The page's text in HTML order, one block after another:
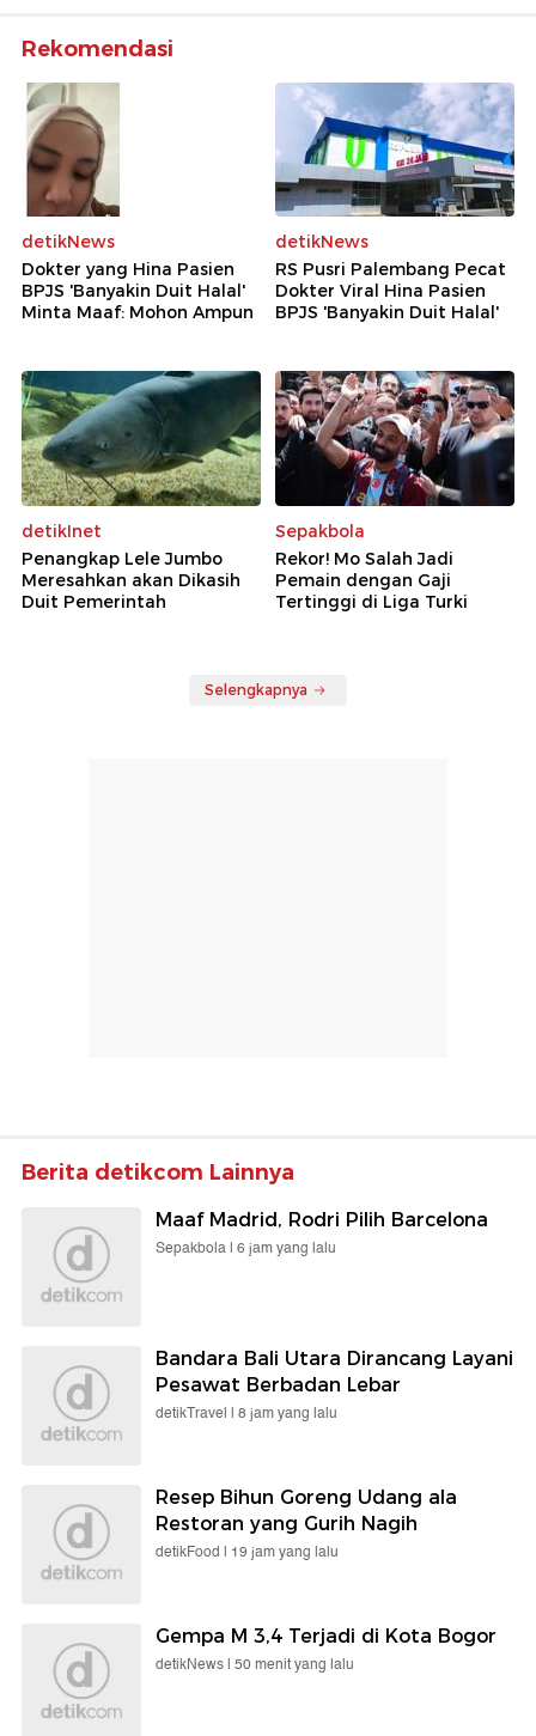
Rekomendasi
detikNews
Dokter yang Hina Pasien
BPJS 'Banyakin Duit Halal'
Minta Maaf: Mohon Ampun
detikNews
RS Pusri Palembang Pecat
Dokter Viral Hina Pasien
BPJS 'Banyakin Duit Halal'
detikInet
Penangkap Lele Jumbo
Meresahkan akan Dikasih
Duit Pemerintah
Sepakbola
Rekor! Mo Salah Jadi
Pemain dengan Gaji
Tertinggi di Liga Turki
Selengkapnya
Berita detikcom Lainnya
Maaf Madrid, Rodri Pilih Barcelona
Sepakbola | 6 jam yang lalu
Bandara Bali Utara Dirancang Layani
Pesawat Berbadan Lebar
detikTravel | 8 jam yang lalu
Resep Bihun Goreng Udang ala
Restoran yang Gurih Nagih
detikFood | 19 jam yang lalu
Gempa M 3,4 Terjadi di Kota Bogor
detikNews | 50 menit yang lalu